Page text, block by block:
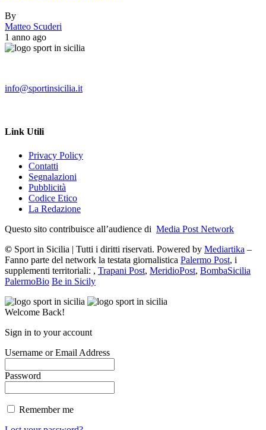
By
Matteo Scuderi
1 anno ago
info@sportinsicilia.it
Link Utili
Privacy Policy
Contatti
Segnalazioni
Pubblicità
Codice Etico
La Redazione
Questo sito contribuisce all’audience di Media Post Network
© Sport in Sicilia | Tutti i diritti riservati. Powered by Mediartika –
Fanno parte del network la testata giornalistica Palermo Post, i
supplementi territoriali: , Trapani Post, MeridioPost, BombaSicilia
PalermoBio Be in Sicily
Welcome Back!
Sign in to your account
Username or Email Address
Password
Remember me